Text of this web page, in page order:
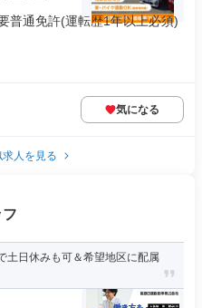
普通免許(運転歴1年以上必須)
気になる
人を見る
土日休みも可＆希望地区に配属